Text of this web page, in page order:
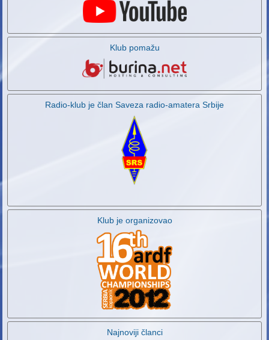
Klub pomažu
Radio-klub je član Saveza radio-amatera Srbije
Klub je organizovao
Najnoviji članci